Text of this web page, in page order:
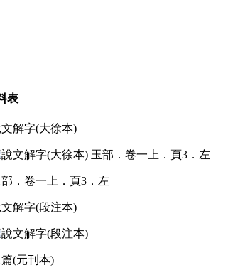
表
解字(大徐本)
部．卷一上．頁3．左
解字(段注本)
(元刊本)